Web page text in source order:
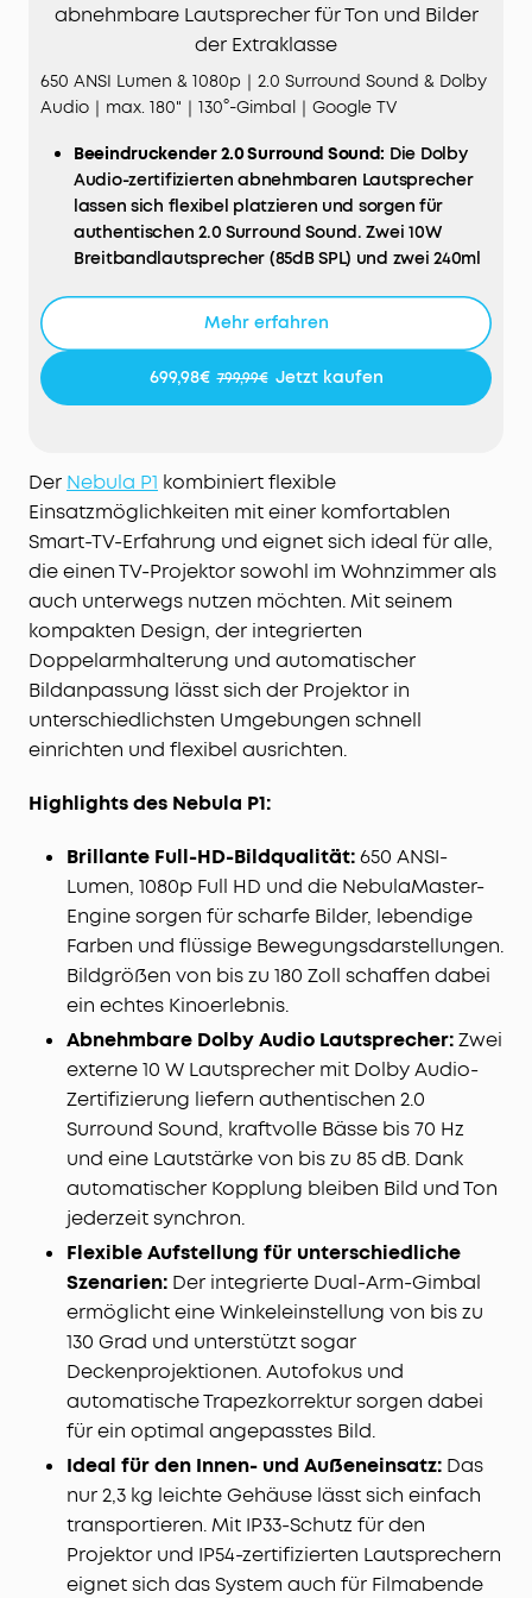
abnehmbare Lautsprecher für Ton und Bilder
der Extraklasse
650 ANSI Lumen & 1080p｜2.0 Surround Sound & Dolby
Audio｜max. 180"｜130°-Gimbal｜Google TV
Beeindruckender 2.0 Surround Sound: Die Dolby
Audio-zertifizierten abnehmbaren Lautsprecher
lassen sich flexibel platzieren und sorgen für
authentischen 2.0 Surround Sound. Zwei 10W
Breitbandlautsprecher (85dB SPL) und zwei 240ml
und kristallklaren Klang – auch draußen.
Mit 650
ANSI-Lumen und einer 1080p Full-HD-Auflösung
flüssige Bewegungen ermöglicht. Das vollständig
aus Metall gefertigte Laser-Optik-System
verbessert zudem die Wärmeableitung um 100%
und gewährleistet dadurch dauerhaft stabile,
klare Bildqualität.
Sofortige Anpassung & mühelose Wiedergabe:
4.0 Echtzeit-Autofokus und Trapezkorrektur
sorgen für Bildschärfe, während der bis zu 130°
verstellbare Weitwinkel mit integrierter
Doppelarmhalterung eine Deckenprojektion
ermöglicht. Das robuste Design verhindert
Filmabende in Kinoqualität:
Feeling mit einer Projektionsgröße von bis zu 180
Zoll. Das kompakte Gehäuse wiegt nur 2,3kg und
ist dank IP33 staub- und wasserbeständig – ideal
für den flexiblen Einsatz im Innen- und
Außenbereich.
Unbegrenzte Streaming-Optionen:Mit Google TV
greifst du auf über 400.000 Filme und Serien zu –
inklusive offiziellem Netflix, ganz ohne Sideloading
oder Dongles. Dank Google Cast und Nebula Cast
streamst du Inhalte einfach von deinen Geräten
oder schließt über die Anschlüsse Smartphone,
Festplatten, Spielekonsolen, Lautsprecher u. v. m.
an.
Effektiver Schutz:Ein einziehbares Objektiv mit
Schutzglas bewahrt die Linse vor Kratzern. Der
TÜV-zertifizierte Gimbal hält Tausenden von
Drehungen stand, während das optische System
bis zu 30.000 Stunden präzisen Fokus
gewährleistet.
Mehr erfahren
699,98€ 799,99€ Jetzt kaufen
Der Nebula P1 kombiniert flexible
Einsatzmöglichkeiten mit einer komfortablen
Smart-TV-Erfahrung und eignet sich ideal für alle,
die einen TV-Projektor sowohl im Wohnzimmer als
auch unterwegs nutzen möchten. Mit seinem
kompakten Design, der integrierten
Doppelarmhalterung und automatischer
Bildanpassung lässt sich der Projektor in
unterschiedlichsten Umgebungen schnell
einrichten und flexibel ausrichten.
Highlights des Nebula P1:
Brillante Full-HD-Bildqualität:650 ANSI-
Lumen, 1080p Full HD und die NebulaMaster-
Engine sorgen für scharfe Bilder, lebendige
Farben und flüssige Bewegungsdarstellungen.
Bildgrößen von bis zu 180 Zoll schaffen dabei
ein echtes Kinoerlebnis.
Abnehmbare Dolby Audio Lautsprecher:Zwei
externe 10 W Lautsprecher mit Dolby Audio-
Zertifizierung liefern authentischen 2.0
Surround Sound, kraftvolle Bässe bis 70 Hz
und eine Lautstärke von bis zu 85 dB. Dank
automatischer Kopplung bleiben Bild und Ton
jederzeit synchron.
Flexible Aufstellung für unterschiedliche
Szenarien: Der integrierte Dual-Arm-Gimbal
ermöglicht eine Winkeleinstellung von bis zu
130 Grad und unterstützt sogar
Deckenprojektionen. Autofokus und
automatische Trapezkorrektur sorgen dabei
für ein optimal angepasstes Bild.
Ideal für den Innen- und Außeneinsatz: Das
nur 2,3 kg leichte Gehäuse lässt sich einfach
transportieren. Mit IP33-Schutz für den
Projektor und IP54-zertifizierten Lautsprechern
eignet sich das System auch für Filmabende